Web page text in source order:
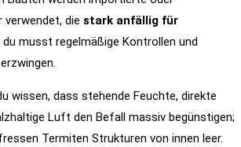
verwendet, die stark anfällig für
du musst regelmäßige Kontrollen und
wissen, dass stehende Feuchte, direkte
Luft den Befall massiv begünstigen;
Termiten Strukturen von innen leer.